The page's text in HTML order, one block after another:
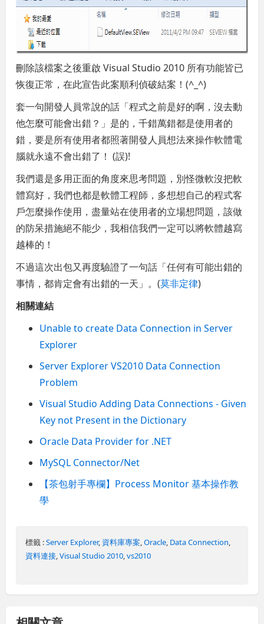
刪除該檔案之後重啟 Visual Studio 2010 所有功能皆已
恢復正常，在此宣告此案順利偵破結案！(^_^)
套一句開發人員常說的話「程式之前是好的啊，沒去動
他怎麼可能會出錯？」是的，千錯萬錯都是使用者的
錯，要是所有使用者都照著開發人員想法來操作軟體電
腦就永遠不會出錯了！ (誤)!
我們還是多用正面的角度來思考問題，別怪微軟沒把軟
體寫好，我們也都是軟體工程師，多想想自己的程式客
戶怎麼操作使用，盡量站在使用者的立場想問題，該做
的防呆措施絕不能少，我相信我們一定可以將軟體越寫
越棒的！
不過這次出包又再度驗證了一句話「任何有可能出錯的
事情，都肯定會有出錯的一天」。(莫非定律)
相關連結
Unable to create Data Connection in Server
Explorer
Server Explorer VS2010 Data Connection
Problem
Visual Studio Adding Data Connections - Given
Key not Present in the Dictionary
Oracle Data Provider for .NET
MySQL Connector/Net
【茶包射手專欄】Process Monitor 基本操作教
學
標籤 :Server Explorer, 資料庫專案 ,Oracle Data Connection
資料連接 ,Visual Studio 2010 ,vs2010